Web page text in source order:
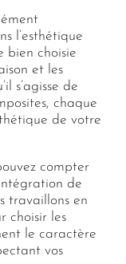
l’esthétique
bien choisie
et les
s’agisse de
chaque
de votre
compter
de
travaillons en
choisir les
le caractère
vos